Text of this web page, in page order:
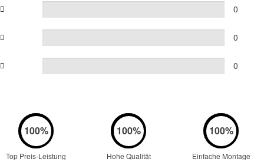
0
0
0
Top Preis-Leistung Hohe Qualität Einfache Montage